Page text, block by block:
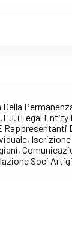
(Legal
Rappresentanti
Soci